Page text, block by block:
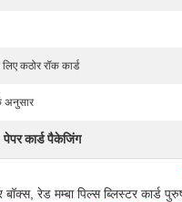
कठोर रॉक कार्ड
अनुसार
पेपर कार्ड पैकेजिंग
रेड मम्बा पिल्स ब्लिस्टर कार्ड